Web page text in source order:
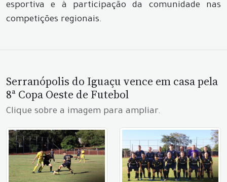
esportiva e à participação da comunidade nas
competições regionais.
Serranópolis do Iguaçu vence em casa pela
8ª Copa Oeste de Futebol
Clique sobre a imagem para ampliar.